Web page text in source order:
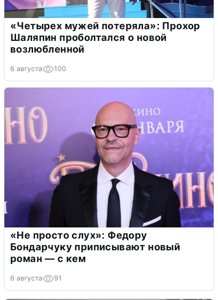
«Четырех мужей потеряла»: Прохор
Шаляпин проболтался о новой
возлюбленной
6 августа 100
«Не просто слух»: Федору
Бондарчуку приписывают новый
роман — с кем
6 августа 91